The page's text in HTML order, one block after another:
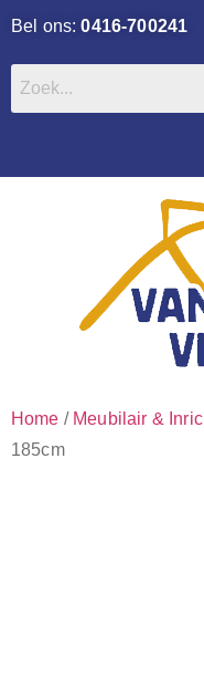
Bel ons:0416-700241
Home / Meubilair &
185cm